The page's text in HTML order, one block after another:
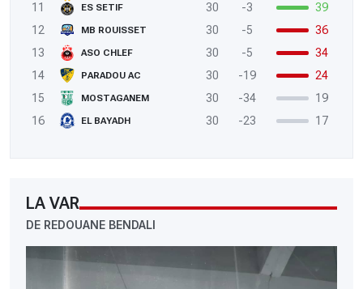
11
ES SETIF 30 -3
39
12
MB ROUISSET 30 -5
36
13
ASO CHLEF 30 -5
34
14
PARADOU AC 30 -19
24
15
MOSTAGANEM 30 -34
19
16
EL BAYADH 30 -23 17
LA VAR
DE REDOUANE BENDALI